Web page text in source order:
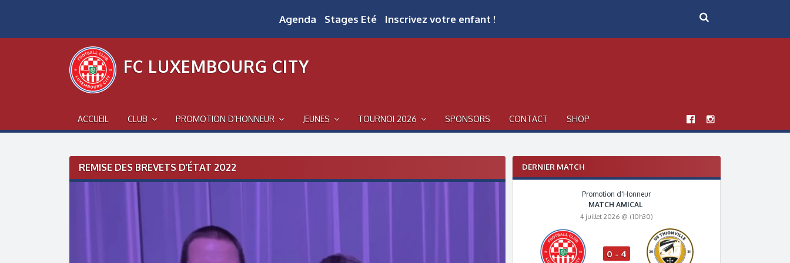
Agenda Stages Eté Inscrivez votre enfant !
FC LUXEMBOURG CITY
ACCUEIL CLUB PROMOTION D’HONNEUR JEUNES TOURNOI 2026 SPONSORS CONTACT SHOP
REMISE DES BREVETS D’ÉTAT 2022
Post
navigation
DERNIER MATCH
Promotion d'Honneur
MATCH AMICAL
4 juillet 2026 @ (10h30)
0 - 4